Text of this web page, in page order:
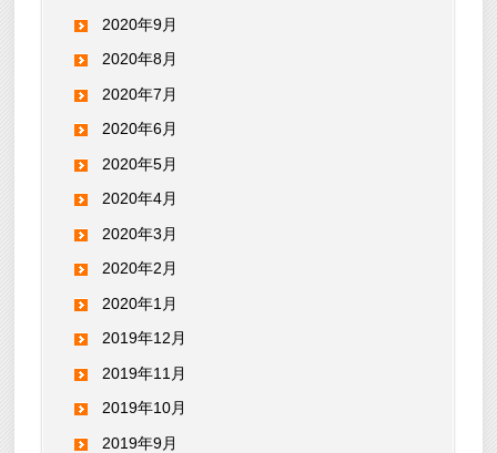
2020年9月
2020年8月
2020年7月
2020年6月
2020年5月
2020年4月
2020年3月
2020年2月
2020年1月
2019年12月
2019年11月
2019年10月
2019年9月